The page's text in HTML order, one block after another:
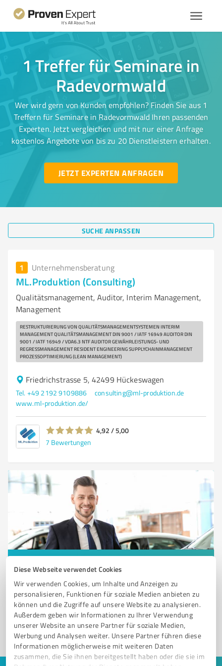
Diese Webseite verwendet Cookies
Wir verwenden Cookies, um Inhalte und Anzeigen zu
personalisieren, Funktionen für soziale Medien anbieten zu
können und die Zugriffe auf unsere Website zu analysieren.
Außerdem geben wir Informationen zu Ihrer Verwendung
unserer Website an unsere Partner für soziale Medien,
Werbung und Analysen weiter. Unsere Partner führen diese
Informationen möglicherweise mit weiteren Daten
zusammen, die Sie ihnen bereitgestellt haben oder die sie im
1 Treffer für Seminare in
Radevormwald
Wer wird gern von Kunden empfohlen? Finden Sie aus 1
Treffern für Seminare in Radevormwald Ihren passenden
Experten. Jetzt vergleichen und mit nur einer Anfrage
kostenlos Angebote von bis zu 20 Dienstleistern erhalten.
JETZT EXPERTEN ANFRAGEN
SUCHE ANPASSEN
1 Unternehmensberatung
ML.Produktion (Consulting)
Qualitätsmanagement, Auditor, Interim Management,
Management
RESTRUKTURIERUNG VON QUALITÄTSMANAGEMENTSYSTEMEN INTERIM
MANAGEMENT QUALITÄTSMANAGEMENT DIN 9001 / IATF 16949 AUDITOR DIN
9001 / IATF 16949 / VDA6.3 NTF AUDITOR GEWÄHRLEISTUNGS- UND
REGRESSMANAGEMENT RESIDENT ENGINEERING SUPPLYCHAINMANAGEMENT
PROZESSOPTIMIERUNG (LEAN MANAGEMENT)
Friedrichstrasse 5, 42499 Hückeswagen
Tel. +49 2192 9109886
consulting@ml-produktion.de
www.ml-produktion.de/
4,92 / 5,00
7 Bewertungen
Sie möchten auch hier gelistet werden?
Registrieren Sie sich jetzt und werden Sie ein von
Kunden empfohlener ProvenExpert!
1